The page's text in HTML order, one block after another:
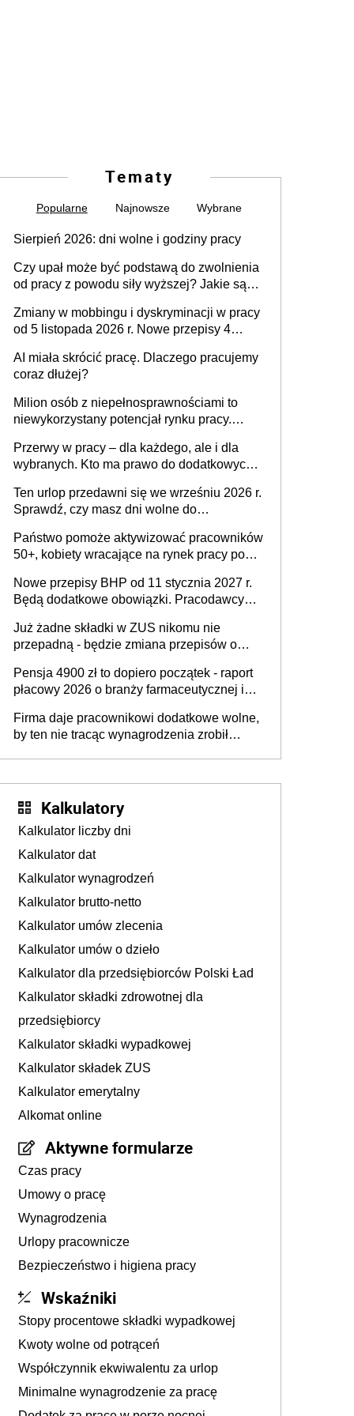
Tematy
Popularne Najnowsze Wybrane
Sierpień 2026: dni wolne i godziny pracy
Czy upał może być podstawą do zwolnienia
od pracy z powodu siły wyższej? Jakie są
Zmiany w mobbingu i dyskryminacji w pracy
od 5 listopada 2026 r. Nowe przepisy 4
Ustaw
AI miała skrócić pracę. Dlaczego pracujemy
coraz dłużej?
Milion osób z niepełnosprawnościami to
niewykorzystany potencjał rynku pracy.
dofinansowań czy refundacji, ale bariery po
stronie systemu i świadomości
pracodawców [WYWIAD]
Przerwy w pracy – dla każdego, ale i dla
wybranych. Kto ma prawo do dodatkowych
Ten urlop przedawni się we wrześniu 2026 r.
Sprawdź, czy masz dni wolne do
Państwo pomoże aktywizować pracowników
50+, kobiety wracające na rynek pracy po
osoby neuroatypowe. Powstanie Fundusz
na rzecz Inkluzywności w Zatrudnianiu?
Nowe przepisy BHP od 11 stycznia 2027 r.
Będą dodatkowe obowiązki. Pracodawcy
Już żadne składki w ZUS nikomu nie
przepadną - będzie zmiana przepisów o
ubezpieczeniom społecznym
Pensja 4900 zł to dopiero początek - raport
płacowy 2026 o branży farmaceutycznej i
Firma daje pracownikowi dodatkowe wolne,
by ten nie tracąc wynagrodzenia zrobił
Kalkulatory
Kalkulator liczby dni
Kalkulator dat
Kalkulator wynagrodzeń
Kalkulator brutto-netto
Kalkulator umów zlecenia
Kalkulator umów o dzieło
Kalkulator dla przedsiębiorców Polski Ład
Kalkulator składki zdrowotnej dla
przedsiębiorcy
Kalkulator składki wypadkowej
Kalkulator składek ZUS
Kalkulator emerytalny
Alkomat online
Aktywne formularze
Czas pracy
Umowy o pracę
Wynagrodzenia
Urlopy pracownicze
Bezpieczeństwo i higiena pracy
Wskaźniki
Stopy procentowe składki wypadkowej
Kwoty wolne od potrąceń
Współczynnik ekwiwalentu za urlop
Minimalne wynagrodzenie za pracę